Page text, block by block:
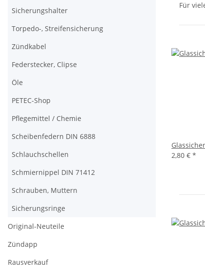
Für
2,80 € *
Sicherungshalter
Torpedo-, Streifensicherung
Zündkabel
Federstecker, Clipse
Öle
PETEC-Shop
Pflegemittel / Chemie
Scheibenfedern DIN 6888
Schlauchschellen
Schmiernippel DIN 71412
Schrauben, Muttern
Sicherungsringe
Original-Neuteile
Zündapp
Rausverkauf